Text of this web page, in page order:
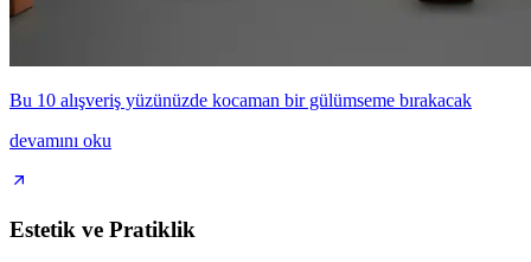
Bu 10 alışveriş yüzünüzde kocaman bir gülümseme bırakacak
devamını oku
Estetik ve Pratiklik